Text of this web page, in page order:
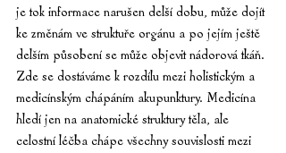
je tok informace narušen delší dobu, může dojít
ke změnám ve struktuře orgánu a po jejím ještě
delším působení se může objevit nádorová tkáň.
Zde se dostáváme k rozdílu mezi holistickým a
medicínským chápáním akupunktury. Medicína
hledí jen na anatomické struktury těla, ale
celostní léčba chápe všechny souvislosti mezi